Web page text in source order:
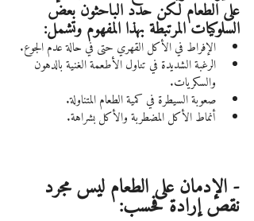
على الطعام لكن حدد الباحثون بعض
السلوكيات المرتبطة بهذا المفهوم وتشمل:
الإفراط في الأكل القهري حتى في حالة عدم الجوع.
الرغبة الشديدة في تناول الأطعمة الغنية بالدهون
والسكريات.
صعوبة السيطرة في كمية الطعام المتناولة.
أنماط الأكل المضطربة والأكل بشراهة.
- الإدمان على الطعام ليس مجرد
نقص إرادة فحسب: